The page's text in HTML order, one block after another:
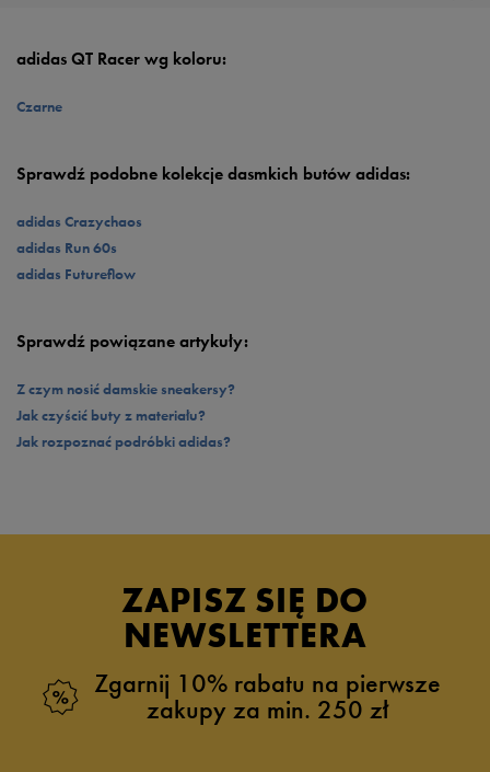
swojej zaskakująco lekkiej wadze noszenie tych sneakersów to czysta
trzech pasków umieszczonych na bocznych panelach cholewki oraz logo
adidas QT Racer wg koloru:
Czarne
Sprawdź podobne kolekcje dasmkich butów adidas:
adidas Crazychaos
adidas Run 60s
adidas Futureflow
Sprawdź powiązane artykuły:
Z czym nosić damskie sneakersy?
Jak czyścić buty z materiału?
Jak rozpoznać podróbki adidas?
ZAPISZ SIĘ DO
NEWSLETTERA
Zgarnij 10% rabatu na pierwsze
zakupy za min. 250 zł